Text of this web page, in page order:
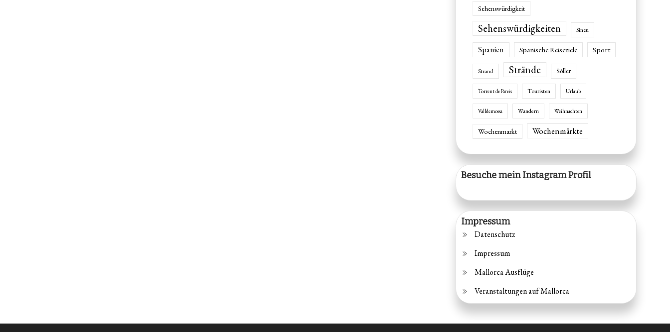
Sehenswürdigkeit
Sehenswürdigkeiten Sineu
Spanien Spanische Reiseziele Sport
Strand Strände Sóller
Torrent de Pareis Touristen Urlaub
Valldemossa Wandern Weihnachten
Wochenmarkt Wochenmärkte
Besuche mein Instagram Profil
Impressum
Datenschutz
Impressum
Mallorca Ausflüge
Veranstaltungen auf Mallorca